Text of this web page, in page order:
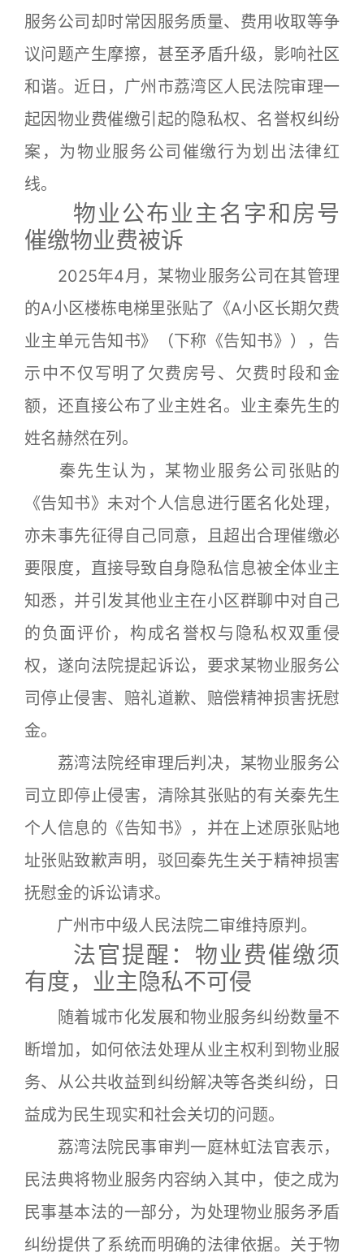
服务公司却时常因服务质量、费用收取等争
议问题产生摩擦，甚至矛盾升级，影响社区
和谐。近日，广州市荔湾区人民法院审理一
起因物业费催缴引起的隐私权、名誉权纠纷
案，为物业服务公司催缴行为划出法律红
线。
物业公布业主名字和房号
催缴物业费被诉
2025年4月，某物业服务公司在其管理
的A小区楼栋电梯里张贴了《A小区长期欠费
业主单元告知书》（下称《告知书》），告
示中不仅写明了欠费房号、欠费时段和金
额，还直接公布了业主姓名。业主秦先生的
姓名赫然在列。
秦先生认为，某物业服务公司张贴的
《告知书》未对个人信息进行匿名化处理，
亦未事先征得自己同意，且超出合理催缴必
要限度，直接导致自身隐私信息被全体业主
知悉，并引发其他业主在小区群聊中对自己
的负面评价，构成名誉权与隐私权双重侵
权，遂向法院提起诉讼，要求某物业服务公
司停止侵害、赔礼道歉、赔偿精神损害抚慰
金。
荔湾法院经审理后判决，某物业服务公
司立即停止侵害，清除其张贴的有关秦先生
个人信息的《告知书》，并在上述原张贴地
址张贴致歉声明，驳回秦先生关于精神损害
抚慰金的诉讼请求。
广州市中级人民法院二审维持原判。
法官提醒：物业费催缴须
有度，业主隐私不可侵
随着城市化发展和物业服务纠纷数量不
断增加，如何依法处理从业主权利到物业服
务、从公共收益到纠纷解决等各类纠纷，日
益成为民生现实和社会关切的问题。
荔湾法院民事审判一庭林虹法官表示，
民法典将物业服务内容纳入其中，使之成为
民事基本法的一部分，为处理物业服务矛盾
纠纷提供了系统而明确的法律依据。关于物